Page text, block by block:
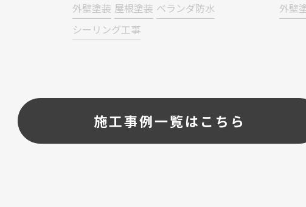
外壁塗装 屋根塗装 ベランダ防水
シーリング工事
外壁
施工事例一覧はこちら